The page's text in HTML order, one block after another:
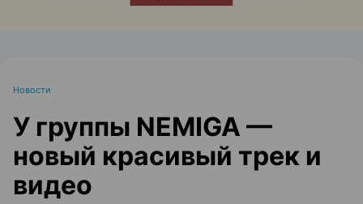
Новости
У группы NEMIGA —
новый красивый трек и
видео